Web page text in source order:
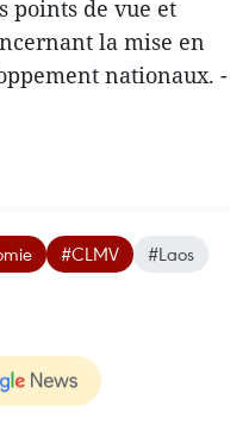
points de vue et
la mise en
nationaux. -
#CLMV #Laos